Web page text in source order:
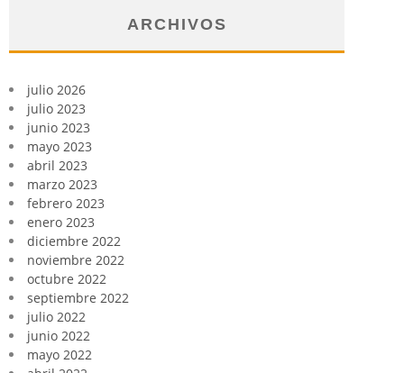
ARCHIVOS
julio 2026
julio 2023
junio 2023
mayo 2023
abril 2023
marzo 2023
febrero 2023
enero 2023
diciembre 2022
noviembre 2022
octubre 2022
septiembre 2022
julio 2022
junio 2022
mayo 2022